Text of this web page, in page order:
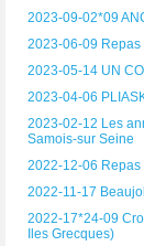
2023-09-02*09
2023-06-09 Repas
2023-05-14 UN
2023-04-06
2023-02-12 Les
Samois-sur Seine
2022-12-06 Repas
2022-11-17
2022-17*24-09
Iles Grecques)